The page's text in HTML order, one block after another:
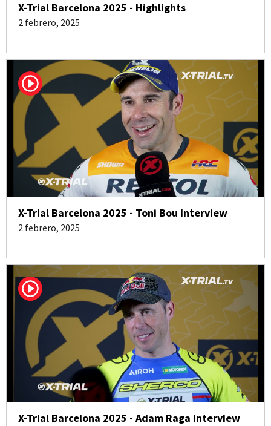
X-Trial Barcelona 2025 - Highlights
2 febrero, 2025
X-Trial Barcelona 2025 - Toni Bou Interview
2 febrero, 2025
X-Trial Barcelona 2025 - Adam Raga Interview